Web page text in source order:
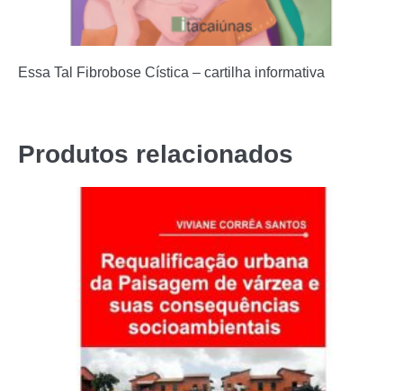
Essa Tal Fibrobose Cística – cartilha informativa
Produtos relacionados